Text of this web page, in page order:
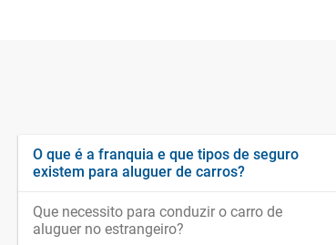
O que é a franquia e que tipos de seguro
existem para aluguer de carros?
Que necessito para conduzir o carro de
aluguer no estrangeiro?